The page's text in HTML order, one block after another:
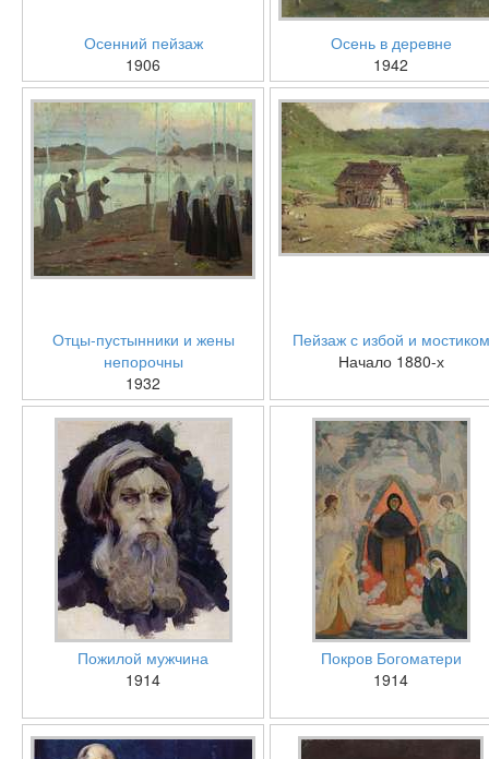
Осенний пейзаж
1906
Осень в деревне
1942
Отцы-пустынники и жены
непорочны
1932
Пейзаж с избой и мостиком
Начало 1880-х
Пожилой мужчина
1914
Покров Богоматери
1914